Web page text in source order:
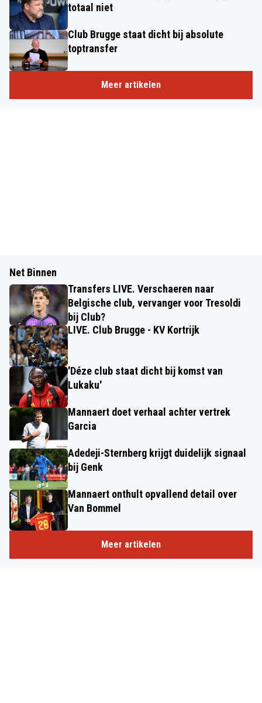
totaal niet
Club Brugge staat dicht bij absolute
toptransfer
Meer artikelen
Net Binnen
Transfers LIVE. Verschaeren naar
Belgische club, vervanger voor Tresoldi
bij Club?
LIVE. Club Brugge - KV Kortrijk
'Déze club staat dicht bij komst van
Lukaku'
Mannaert doet verhaal achter vertrek
Garcia
Adedeji-Sternberg krijgt duidelijk signaal
bij Genk
Mannaert onthult opvallend detail over
Van Bommel
Meer artikelen